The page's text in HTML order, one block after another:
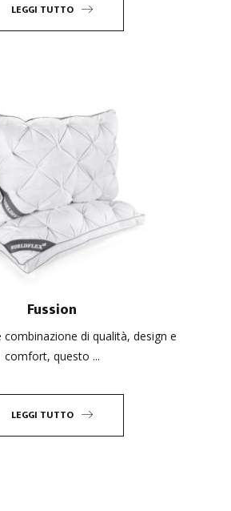
LEGGI TUTTO
Fussion
combinazione di qualità, design e
comfort, questo ...
LEGGI TUTTO